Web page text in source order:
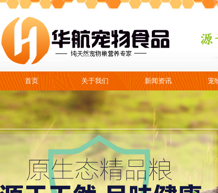
首页 关于我们 新闻资讯 宠